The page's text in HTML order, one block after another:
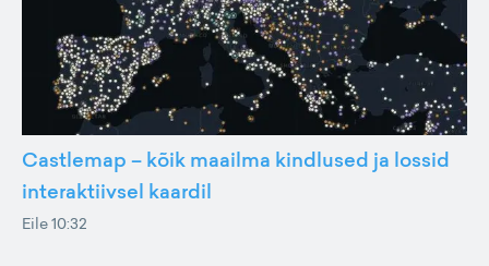
Castlemap – kõik maailma kindlused ja lossid
interaktiivsel kaardil
Eile 10:32